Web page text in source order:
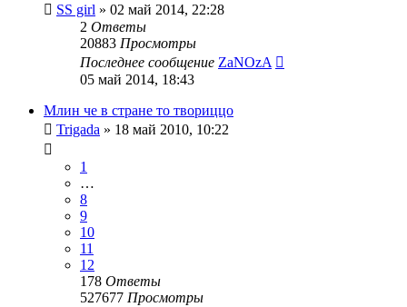
SS girl » 02 май 2014, 22:28
2 Ответы
20883 Просмотры
Последнее сообщение ZaNOzA
05 май 2014, 18:43
Млин че в стране то твориццо
Trigada » 18 май 2010, 10:22
1
…
8
9
10
11
12
178 Ответы
527677 Просмотры